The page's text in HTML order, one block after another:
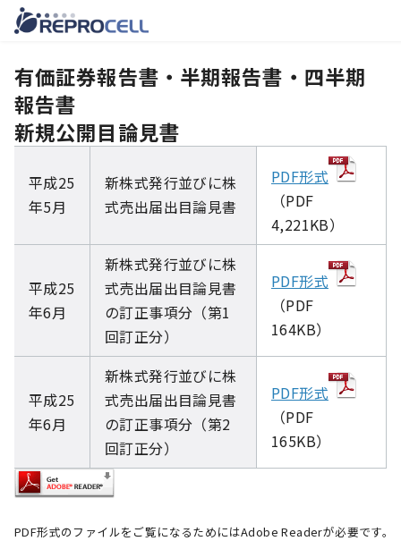
有価証券報告書・半期報告書・四半期
報告書
新規公開目論見書
平成25
年5月
新株式発行並びに株
式売出届出目論見書
PDF形式
（PDF
4,221KB）
平成25
年6月
新株式発行並びに株
式売出届出目論見書
の訂正事項分（第1
回訂正分）
PDF形式
（PDF
164KB）
平成25
年6月
新株式発行並びに株
式売出届出目論見書
の訂正事項分（第2
回訂正分）
PDF形式
（PDF
165KB）
PDF形式のファイルをご覧になるためにはAdobe Readerが必要です。